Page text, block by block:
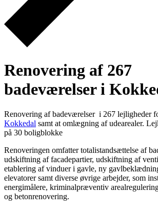
Renovering af 267
badeværelser i
Renovering af badeværelser i 267 lejligheder
Kokkedal samt at omlægning af udearealer.
på 30 boligblokke
Renoveringen omfatter totalistandsættelse af
udskiftning af facadepartier, udskiftning af
etablering af vinduer i gavle, ny
elevatorer samt diverse øvrige arbejder, som
energimålere, kriminalpræventiv
og betonrenovering.